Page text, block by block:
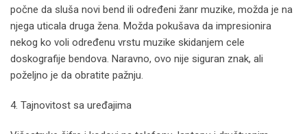
počne da sluša novi bend ili određeni žanr muzike, možda je na
njega uticala druga žena. Možda pokušava da impresionira
nekog ko voli određenu vrstu muzike skidanjem cele
doskografije bendova. Naravno, ovo nije siguran znak, ali
poželjno je da obratite pažnju.
4. Tajnovitost sa uređajima